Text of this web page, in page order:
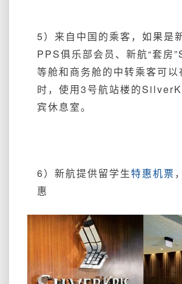
5）来自中国的乘客，如果是
PPS俱乐部会员、新航“套房
等舱和商务舱的中转乘客可以
时，使用3号航站楼的
宾休息室。
6）新航提供留学生特惠机票
惠